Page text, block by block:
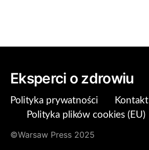
Eksperci o zdrowiu
Polityka prywatności
Kontakt
Polityka plików cookies (EU)
©Warsaw Press 2025